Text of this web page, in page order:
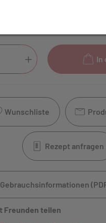
lagernd. Sofort lieferbar.
In
Wunschliste
Rezept anfragen
Gebrauchsinformationen
Freunden teilen